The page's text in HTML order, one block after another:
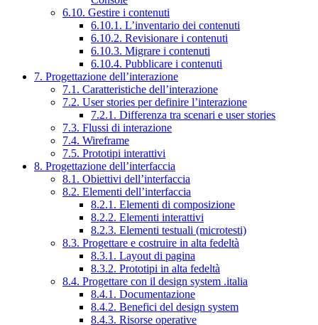
6.10. Gestire i contenuti
6.10.1. L’inventario dei contenuti
6.10.2. Revisionare i contenuti
6.10.3. Migrare i contenuti
6.10.4. Pubblicare i contenuti
7. Progettazione dell’interazione
7.1. Caratteristiche dell’interazione
7.2. User stories per definire l’interazione
7.2.1. Differenza tra scenari e user stories
7.3. Flussi di interazione
7.4. Wireframe
7.5. Prototipi interattivi
8. Progettazione dell’interfaccia
8.1. Obiettivi dell’interfaccia
8.2. Elementi dell’interfaccia
8.2.1. Elementi di composizione
8.2.2. Elementi interattivi
8.2.3. Elementi testuali (microtesti)
8.3. Progettare e costruire in alta fedeltà
8.3.1. Layout di pagina
8.3.2. Prototipi in alta fedeltà
8.4. Progettare con il design system .italia
8.4.1. Documentazione
8.4.2. Benefici del design system
8.4.3. Risorse operative